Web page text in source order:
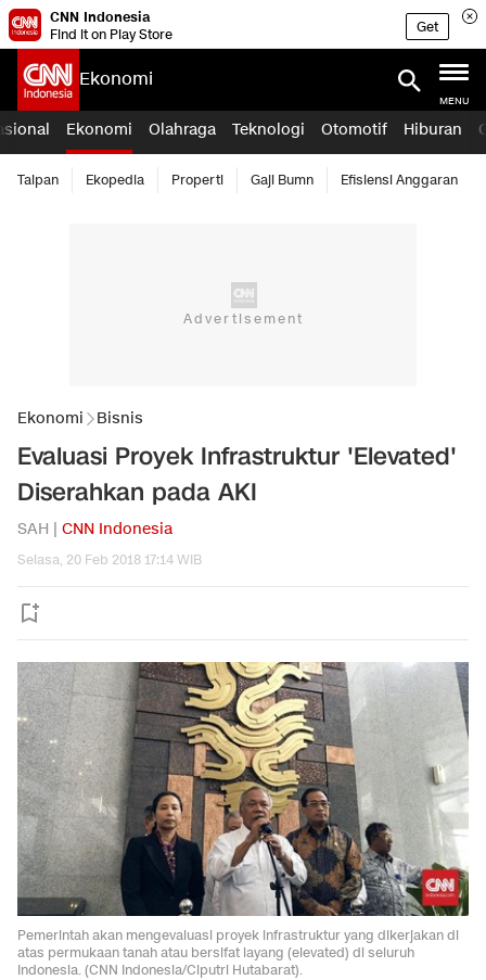
CNN Indonesia
Find it on Play Store
Get
Ekonomi
MENU
Ekonomi Olahraga Teknologi Otomotif Hiburan
Taipan Ekopedia Properti Gaji Bumn Efisiensi Anggaran
Ekonomi Bisnis
Evaluasi Proyek Infrastruktur 'Elevated'
Diserahkan pada AKI
SAH | CNN Indonesia
Selasa, 20 Feb 2018 17:14 WIB
Pemerintah akan mengevaluasi proyek infrastruktur yang dikerjakan di
atas permukaan tanah atau bersifat layang (elevated) di seluruh
Indonesia. (CNN Indonesia/Ciputri Hutabarat).